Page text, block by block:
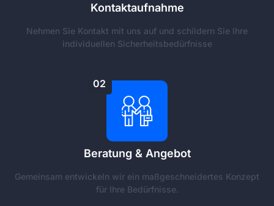
Kontaktaufnahme
Nehmen Sie Kontakt mit uns auf und schildern Sie Ihre
individuellen Sicherheitsbedürfnisse
02
Beratung & Angebot
Gemeinsam entwickeln wir ein maßgeschneidertes Konzept
für Ihre Bedürfnisse.